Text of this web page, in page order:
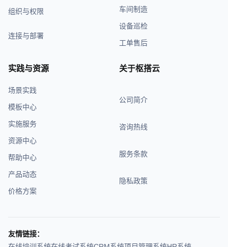
组织与权限
连接与部署
车间制造
设备巡检
工单售后
实践与资源
场景实践
模板中心
实施服务
资源中心
帮助中心
产品动态
价格方案
关于枢搭云
公司简介
咨询热线
服务条款
隐私政策
友情链接：